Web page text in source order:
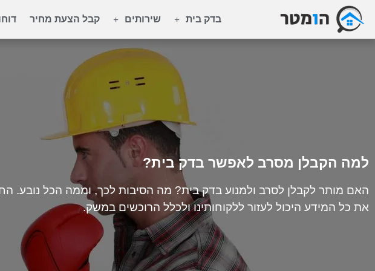
בדק בית שירותים קבל הצעת מחיר
למה הקבלן מסרב לאפשר בדק בית?
האם מותר לקבלן לסרב ולמנוע בדק בית? מה הסיבות לכך, וממה הכל נובע.
את כל המידע היכול לעזור ללקוחותינו ולכלל הרוכשים במשק.